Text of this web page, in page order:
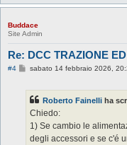
Buddace
Site Admin
Re: DCC TRAZIONE
#4
M
a
g
o
sabato 14 febbraio 2026,
Roberto Fainelli ha
Chiedo:
1) Se cambio le
degli accessori e se c'é